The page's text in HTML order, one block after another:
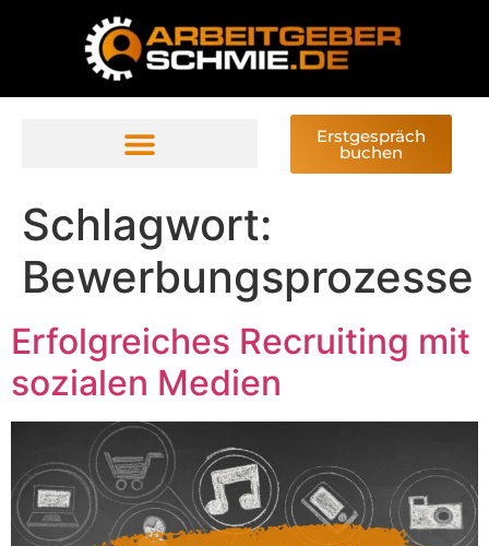
Erstgespräch
buchen
Schlagwort:
Bewerbungsprozesse
Erfolgreiches Recruiting mit
sozialen Medien